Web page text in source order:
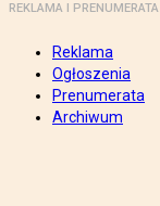
REKLAMA I PRENUMERATA
Reklama
Ogłoszenia
Prenumerata
Archiwum